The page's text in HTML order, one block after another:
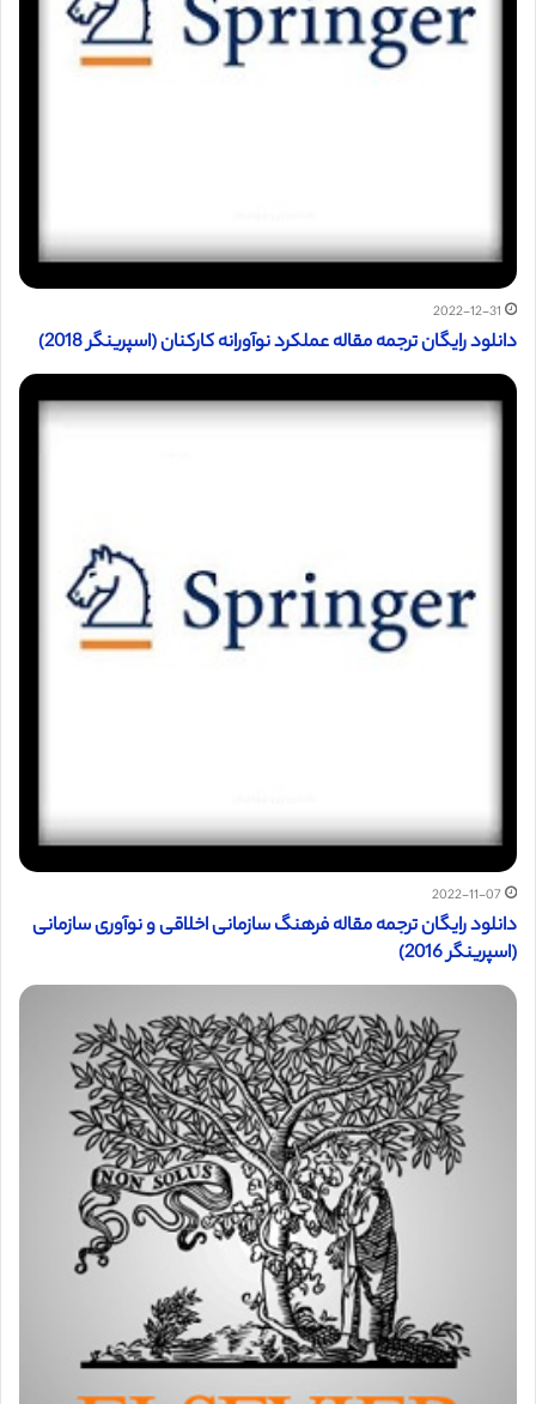
2022-12-31
دانلود رایگان ترجمه مقاله عملکرد نوآورانه کارکنان (اسپرینگر 2018)
2022-11-07
دانلود رایگان ترجمه مقاله فرهنگ سازمانی اخلاقی و نوآوری سازمانی
(اسپرینگر 2016)